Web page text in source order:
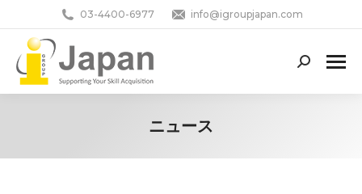
03-4400-6977 info@igroupjapan.com
Search:
ニュース